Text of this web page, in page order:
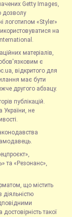
Getty Images,
дозволу
логотипом «Styler»
на
матеріалів,
є
відкритого для
має бути
другого абзацу.
публікацій.
України, не
та «Резонанс»,
що містить
такої